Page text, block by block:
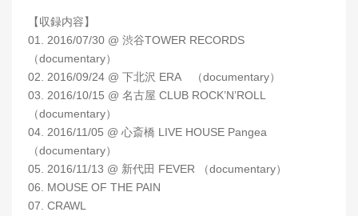
【収録内容】
01. 2016/07/30 @ 渋谷TOWER RECORDS
（documentary）
02. 2016/09/24 @ 下北沢 ERA （documentary）
03. 2016/10/15 @ 名古屋 CLUB ROCK’N’ROLL
（documentary）
04. 2016/11/05 @ 心斎橋 LIVE HOUSE Pangea
（documentary）
05. 2016/11/13 @ 新代田 FEVER （documentary）
06. MOUSE OF THE PAIN
07. CRAWL